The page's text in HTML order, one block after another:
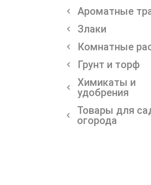
Ароматные
Злаки
Комнатные
Грунт и торф
Химикаты и
удобрения
Товары для
огорода